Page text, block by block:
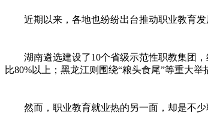
近期以来，各地也纷纷出台推动职业教育发
湖南遴选建设了10个省级示范性职教集团，
比80%以上；黑龙江则围绕“粮头食尾”等重大
然而，职业教育就业热的另一面，却是不少